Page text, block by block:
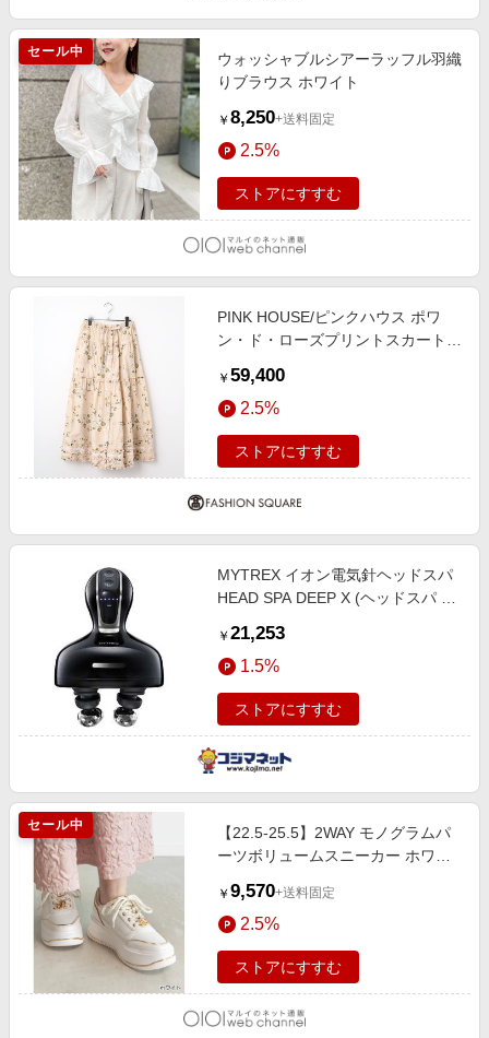
セール中
ウォッシャブルシアーラッフル羽織
りブラウス ホワイト
￥ 8,250+送料固定
2.5%
ストアにすすむ
PINK HOUSE/ピンクハウス ポワ
ン・ド・ローズプリントスカート
￥ 59,400
2.5%
ストアにすすむ
MYTREX イオン電気針ヘッドスパ
HEAD SPA DEEP X (ヘッドスパ デ
￥ 21,253
1.5%
ストアにすすむ
セール中
【22.5-25.5】2WAY モノグラムパ
ーツボリュームスニーカー ホワイ
￥ 9,570+送料固定
2.5%
ストアにすすむ